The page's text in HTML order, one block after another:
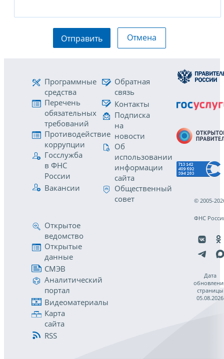
Отправить Отмена
Программные
средства
Перечень
обязательных
требований
Противодействие
коррупции
Госслужба
в ФНС
России
Вакансии
Обратная
связь
Контакты
Подписка
на
новости
Об
использовании
информации
сайта
Общественный
совет
Открытое
ведомство
Открытые
данные
СМЭВ
Аналитический
портал
Видеоматериалы
Карта
сайта
RSS
© 2005-
ФНС
Дата
страницы
05.08.2026